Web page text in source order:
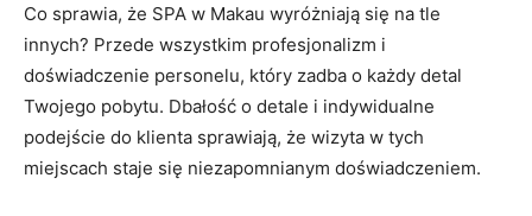
Co ⁤sprawia, że SPA w Makau wyróżniają się na tle
innych?⁤ Przede wszystkim profesjonalizm i
doświadczenie ‌personelu, który zadba ⁤o każdy detal
Twojego pobytu. ⁢Dbałość o detale i indywidualne⁣
podejście do ‌klienta sprawiają, że wizyta w tych
miejscach staje się ⁤niezapomnianym doświadczeniem.